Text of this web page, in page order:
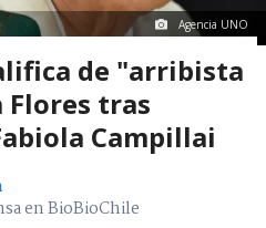
Agencia UNO
de "arribista
Flores tras
Campillai
en BioBioChile